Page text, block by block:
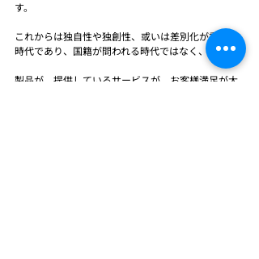
す。
これからは独自性や独創性、或いは差別化が重要な
時代であり、国籍が問われる時代ではなく、
製品が、提供しているサービスが、お客様満足が大